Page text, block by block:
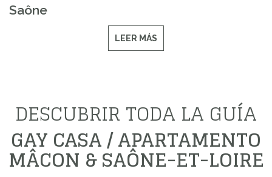
Saône
LEER MÁS
DESCUBRIR TODA LA GUÍA
GAY CASA / APARTAMENTO
MÂCON & SAÔNE-ET-LOIRE